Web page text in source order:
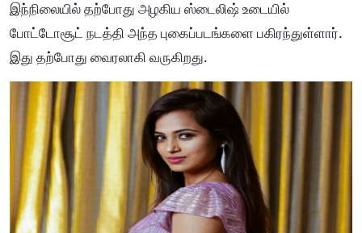
இந்நிலையில் தற்போது அழகிய ஸ்டைலிஷ் உடையில்
போட்டோசூட் நடத்தி அந்த புகைப்படங்களை பகிரந்துள்ளார்.
இது தற்போது வைரலாகி வருகிறது.